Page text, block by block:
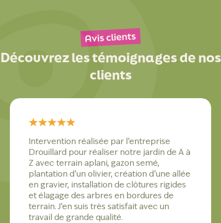
Découvrez les témoignages de nos
clients
Intervention réalisée par l’entreprise
Drouillard pour réaliser notre jardin de A à
Z avec terrain aplani, gazon semé,
plantation d’un olivier, création d’une allée
en gravier, installation de clôtures rigides
et élagage des arbres en bordures de
terrain. J’en suis très satisfait avec un
travail de grande qualité.